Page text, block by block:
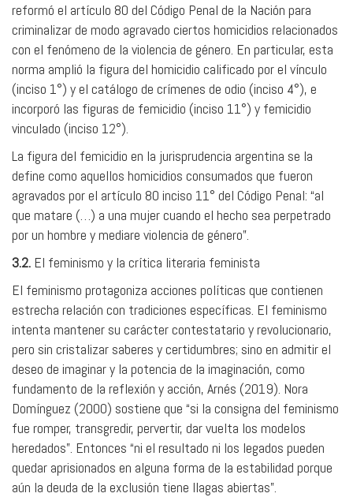
reformó el artículo 80 del Código Penal de la Nación para
criminalizar de modo agravado ciertos homicidios relacionados
con el fenómeno de la violencia de género. En particular, esta
norma amplió la figura del homicidio calificado por el vínculo
(inciso 1°) y el catálogo de crímenes de odio (inciso 4°), e
incorporó las figuras de femicidio (inciso 11°) y femicidio
vinculado (inciso 12°).
La figura del femicidio en la jurisprudencia argentina se la
define como aquellos homicidios consumados que fueron
agravados por el artículo 80 inciso 11° del Código Penal: “al
que matare (…) a una mujer cuando el hecho sea perpetrado
por un hombre y mediare violencia de género”.
3.2. El feminismo y la crítica literaria feminista
El feminismo protagoniza acciones políticas que contienen
estrecha relación con tradiciones específicas. El feminismo
intenta mantener su carácter contestatario y revolucionario,
pero sin cristalizar saberes y certidumbres; sino en admitir el
deseo de imaginar y la potencia de la imaginación, como
fundamento de la reflexión y acción, Arnés (2019). Nora
Domínguez (2000) sostiene que “si la consigna del feminismo
fue romper, transgredir, pervertir, dar vuelta los modelos
heredados”. Entonces “ni el resultado ni los legados pueden
quedar aprisionados en alguna forma de la estabilidad porque
aún la deuda de la exclusión tiene llagas abiertas”.